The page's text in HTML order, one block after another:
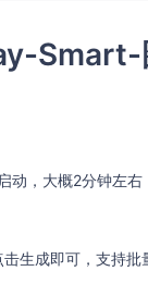
Smart-
动，大概2分钟
生成即可，支持批